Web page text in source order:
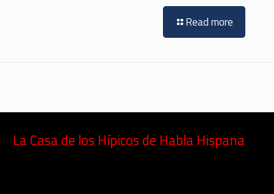
Read more
La Casa de los Hípicos de Habla Hispana